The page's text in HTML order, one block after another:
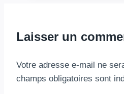
dans
Laisser un
Votre adresse e-mail ne
champs obligatoires sont